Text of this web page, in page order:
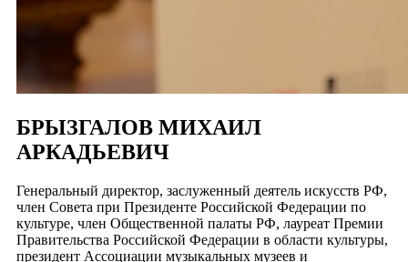
БРЫЗГАЛОВ МИХАИЛ
АРКАДЬЕВИЧ
Генеральный директор, заслуженный деятель искусств РФ,
член Совета при Президенте Российской Федерации по
культуре, член Общественной палаты РФ, лауреат Премии
Правительства Российской Федерации в области культуры,
президент Ассоциации музыкальных музеев и